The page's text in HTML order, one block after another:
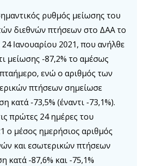
ρυθμός μείωσης του
διεθνών πτήσεων στο ΔΑΑ το
Ιανουαρίου 2021, που ανήλθε
μείωσης -87,2% το αμέσως
ενώ ο αριθμός των
πτήσεων σημείωσε
κατά -73,5% (έναντι -73,1%).
πρώτες 24 ημέρες του
ο μέσος ημερήσιος αριθμός
και εσωτερικών πτήσεων
κατά -87,6% και -75,1%